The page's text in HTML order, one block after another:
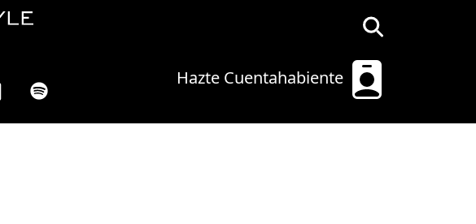
Hazte Cuentahabiente